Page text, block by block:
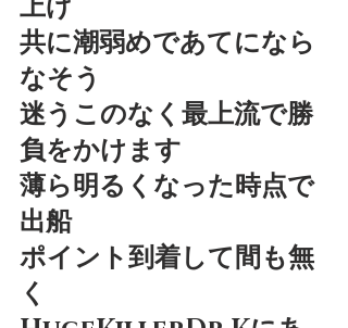
上げ
共に潮弱めであてになら
なそう
迷うこのなく最上流で勝
負をかけます
薄ら明るくなった時点で
出船
ポイント到着して間も無
く